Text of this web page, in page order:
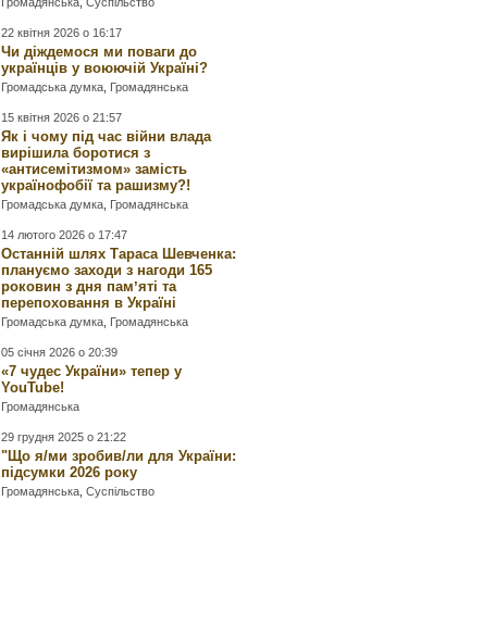
22 квітня 2026 о 16:17
Чи діждемося ми поваги до
українців у воюючій Україні?
Громадська думка Громадянська
15 квітня 2026 о 21:57
Як і чому під час війни влада
вирішила боротися з
«антисемітизмом» замість
українофобії та рашизму?!
Громадська думка Громадянська
14 лютого 2026 о 17:47
Останній шлях Тараса Шевченка:
плануємо заходи з нагоди 165
роковин з дня памʼяті та
перепоховання в Україні
Громадська думка Громадянська
05 січня 2026 о 20:39
«7 чудес України» тепер у
YouTube!
Громадянська
29 грудня 2025 о 21:22
"Що я/ми зробив/ли для України:
підсумки 2026 року
Громадянська ,Суспільство